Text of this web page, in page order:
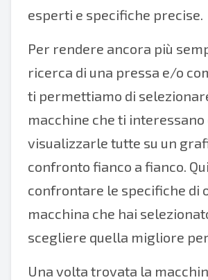
esperti e specifiche precise.
Per rendere ancora più
ricerca di una pressa e/o
ti permettiamo di
macchine che ti interessano
visualizzarle tutte su un
confronto fianco a fianco.
confrontare le specifiche di
macchina che hai
scegliere quella migliore
Una volta trovata la